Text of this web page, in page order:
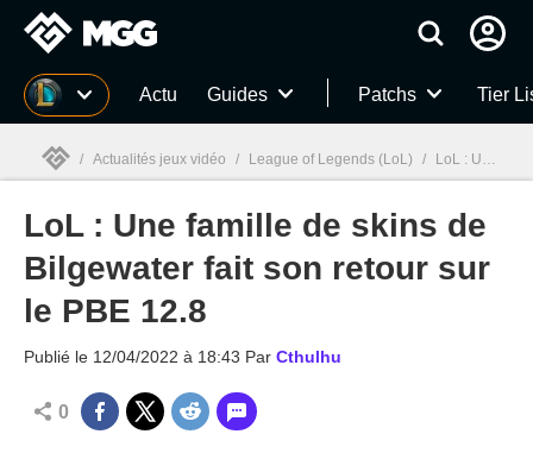
MGG Actu Guides Patchs Tier
MGG
/ Actualités jeux vidéo / League of Legends (LoL) / LoL : Une famille de skins de Bilgewater fait son retour sur le PBE 12.8
LoL : Une famille de skins de
Bilgewater fait son retour sur
le PBE 12.8
Publié le 12/04/2022 à 18:43 Par Cthulhu
0